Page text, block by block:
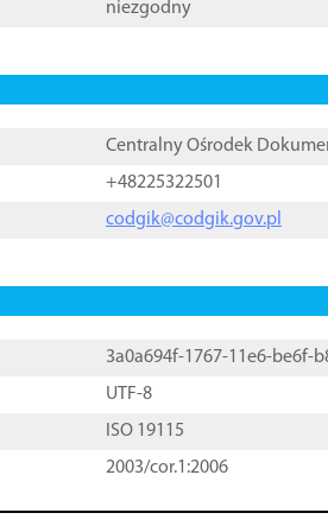
niezgodny
Centralny Ośrodek
+48225322501
codgik@codgik.gov.pl
3a0a694f-1767-11e6-be6f-
UTF-8
ISO 19115
2003/cor.1:2006